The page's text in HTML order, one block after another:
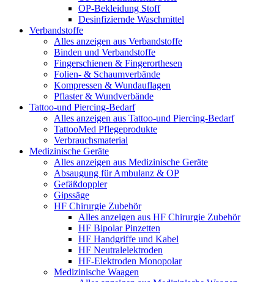
OP-Bekleidung Stoff
Desinfiziernde Waschmittel
Verbandstoffe
Alles anzeigen aus Verbandstoffe
Binden und Verbandstoffe
Fingerschienen & Fingerorthesen
Folien- & Schaumverbände
Kompressen & Wundauflagen
Pflaster & Wundverbände
Tattoo-und Piercing-Bedarf
Alles anzeigen aus Tattoo-und Piercing-Bedarf
TattooMed Pflegeprodukte
Verbrauchsmaterial
Medizinische Geräte
Alles anzeigen aus Medizinische Geräte
Absaugung für Ambulanz & OP
Gefäßdoppler
Gipssäge
HF Chirurgie Zubehör
Alles anzeigen aus HF Chirurgie Zubehör
HF Bipolar Pinzetten
HF Handgriffe und Kabel
HF Neutralelektroden
HF-Elektroden Monopolar
Medizinische Waagen